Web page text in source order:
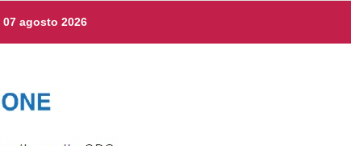
agosto 2026